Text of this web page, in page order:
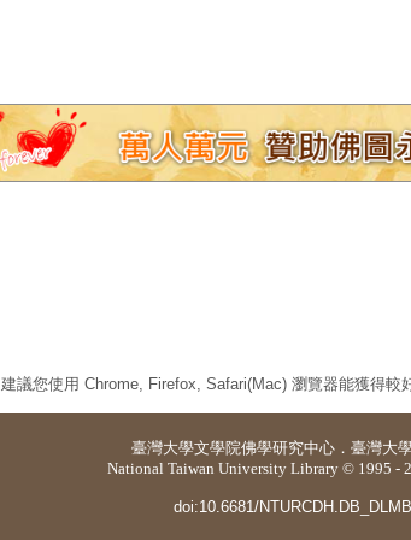
建議您使用 Chrome, Firefox, Safari(Mac) 瀏覽器能獲得較
臺灣大學文學院佛學研究中心 ． 臺灣大
National Taiwan University Library © 1995 -
doi:10.6681/